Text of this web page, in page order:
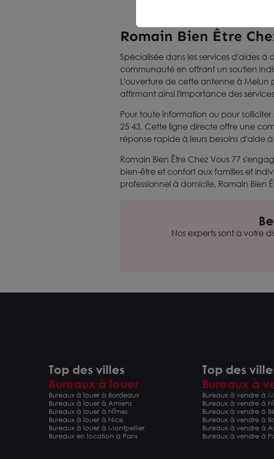
Romain Bien Être
Spécialisée dans les services d'aides à
communauté en offrant un soutien
L'ouverture de cette antenne à Melun
affirmant ainsi l'importance des
Pour toute information ou pour
25 43. Cette ligne directe offre une
réponse rapide à leurs besoins d'aide
Romain Bien Être Chez Vous 77
bien-être et confort aux familles et
professionnel à domicile, Romain Bien
Nos experts sont à votre
Top des villes
Bureaux à louer
Bureaux à louer à Bordeaux
Bureaux à louer à Amiens
Bureaux à louer à Nîmes
Bureaux à louer à Nice
Bureaux à louer à Montpellier
Bureaux en location à Paris
Top des
Bureaux à
Bureaux à vendre à
Bureaux à vendre à
Bureaux à vendre à
Bureaux à vendre à
Bureaux à vendre à
Bureaux à vendre à